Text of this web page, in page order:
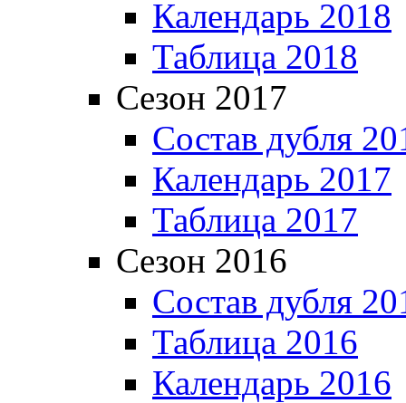
Календарь 2018
Таблица 2018
Сезон 2017
Состав дубля
Календарь 2017
Таблица 2017
Сезон 2016
Состав дубля
Таблица 2016
Календарь 2016